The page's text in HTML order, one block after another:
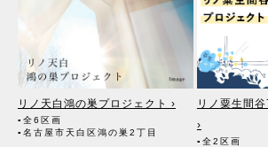
（5）価格査定の依頼者。
（6）登記に関する司法書士、土地家屋調査士。
（7）お客様が住宅ローン等を利用する場合、融
（8）対象不動産について管理の必要がある場合
（9）当社にて賃貸管理が生じる場合は、管理委
明書に定める業務委託先及び管理費引き落とし
関、管理組合役員。
（10）入居希望者様の信用照会のために必要な場
リノ天白鴻の巣プロジェクト ›
▪全6区画
▪名古屋市天白区鴻の巣2丁目
リノ粟生間
›
▪全2区画